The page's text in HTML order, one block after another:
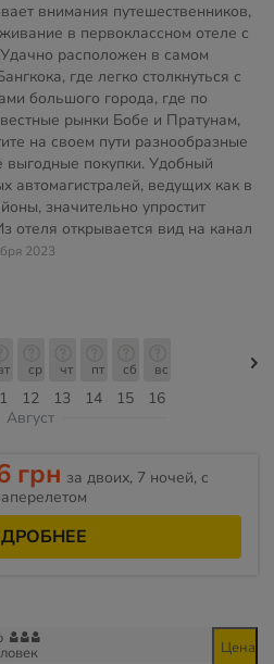
внимания путешественников,
в первоклассном отеле с
расположен в самом
где легко столкнуться с
большого города, где по
рынки Бобе и Пратунам,
на своем пути разнообразные
выгодные покупки. Удобный
автомагистралей, ведущих как в
значительно упростит
отеля открывается вид на канал
2023
12
ср
13
чт
14
пт
15
сб
16
вс
Август
грн за двоих, 7 ночей, c
Цена